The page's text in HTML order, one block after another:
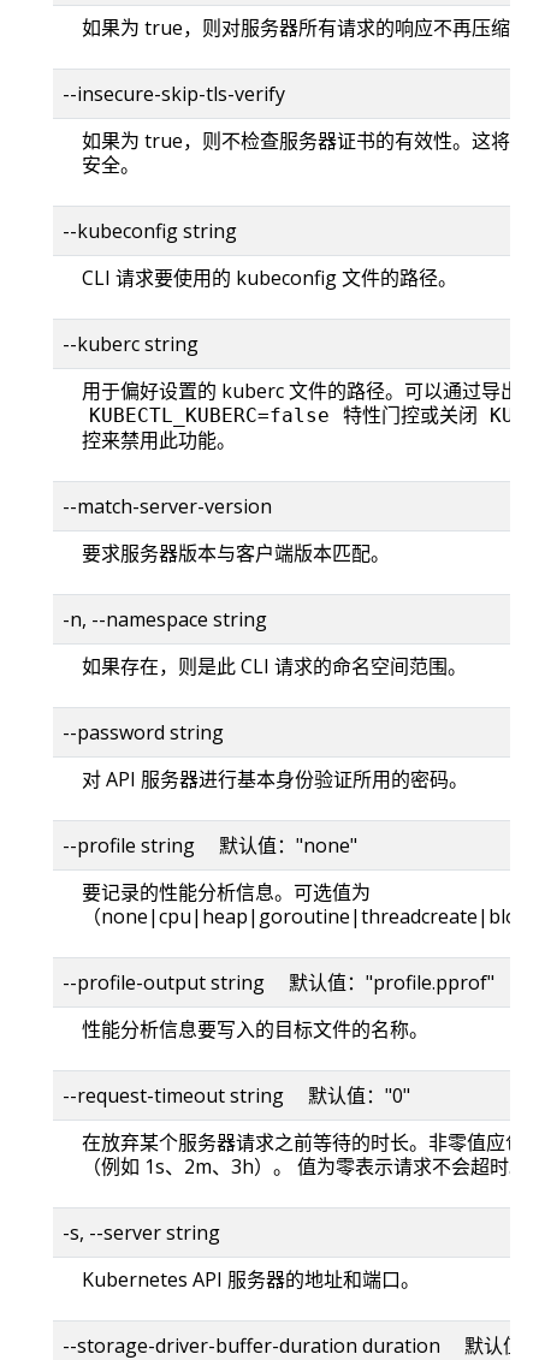
如果为 true，则对服务器所有请求的响应不再压缩。
--insecure-skip-tls-verify
如果为 true，则不检查服务器证书的有效性。这将使
安全。
--kubeconfig string
CLI 请求要使用的 kubeconfig 文件的路径。
--kuberc string
用于偏好设置的 kuberc 文件的路径。可以通过导出
KUBECTL_KUBERC=false 特性门控或关闭
控来禁用此功能。
--match-server-version
要求服务器版本与客户端版本匹配。
-n, --namespace string
如果存在，则是此 CLI 请求的命名空间范围。
--password string
对 API 服务器进行基本身份验证所用的密码。
--profile string 默认值："none"
要记录的性能分析信息。可选值为
（
--profile-output string 默认值："profile.pprof"
性能分析信息要写入的目标文件的名称。
--request-timeout string 默认值："0"
在放弃某个服务器请求之前等待的时长。非零值应包
（例如 1s、2m、3h）。 值为零表示请求不会超时。
-s, --server string
Kubernetes API 服务器的地址和端口。
--storage-driver-buffer-duration duration 默认值